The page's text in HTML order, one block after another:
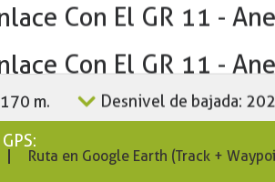
Con El GR 11 -
Con El GR 11 -
m. Desnivel de bajada:
Ruta en Google Earth (Track +